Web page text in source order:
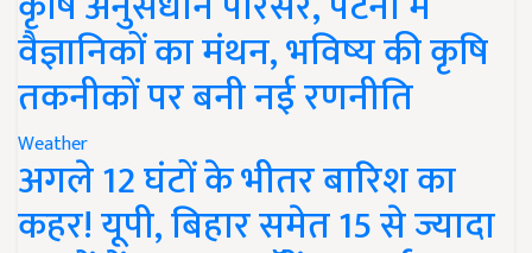
वैज्ञानिकों का मंथन, भविष्य की कृषि
तकनीकों पर बनी नई रणनीति
Weather
अगले 12 घंटों के भीतर बारिश का
कहर! यूपी, बिहार समेत 15 से ज्यादा